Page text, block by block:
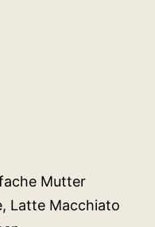
Mutter
Latte Macchiato